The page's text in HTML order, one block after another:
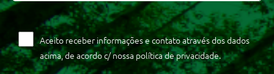
Aceito receber informações e contato através dos dados
acima, de acordo c/ nossa política de privacidade.